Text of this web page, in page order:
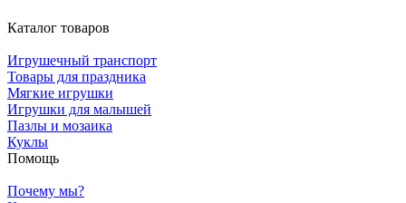
Каталог товаров
Игрушечный транспорт
Товары для праздника
Мягкие игрушки
Игрушки для малышей
Пазлы и мозаика
Куклы
Помощь
Почему мы?